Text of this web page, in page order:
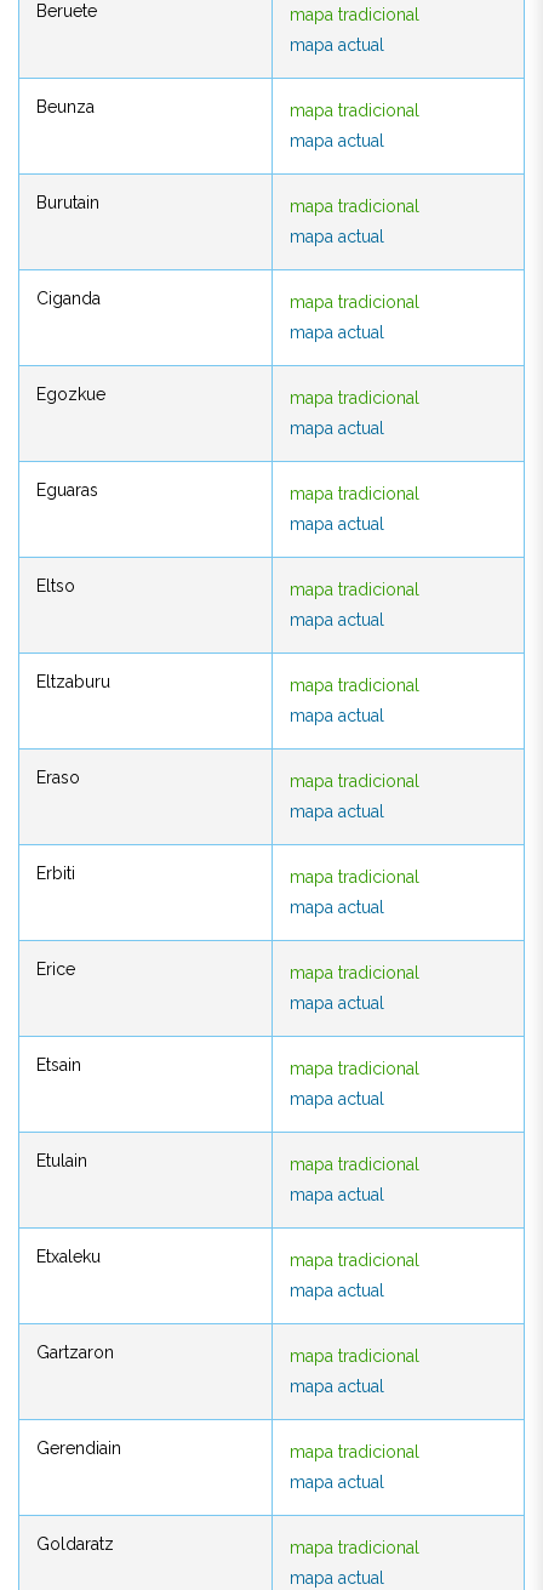
Beruete
mapa tradicional
mapa actual
Beunza
mapa tradicional
mapa actual
Burutain
mapa tradicional
mapa actual
Ciganda
mapa tradicional
mapa actual
Egozkue
mapa tradicional
mapa actual
Eguaras
mapa tradicional
mapa actual
Eltso
mapa tradicional
mapa actual
Eltzaburu
mapa tradicional
mapa actual
Eraso
mapa tradicional
mapa actual
Erbiti
mapa tradicional
mapa actual
Erice
mapa tradicional
mapa actual
Etsain
mapa tradicional
mapa actual
Etulain
mapa tradicional
mapa actual
Etxaleku
mapa tradicional
mapa actual
Gartzaron
mapa tradicional
mapa actual
Gerendiain
mapa tradicional
mapa actual
Goldaratz
mapa tradicional
mapa actual
mapa actual
mapa actual
mapa actual
mapa actual
mapa actual
mapa actual
mapa actual
mapa actual
mapa actual
mapa actual
mapa actual
mapa actual
mapa actual
mapa actual
mapa actual
mapa actual
mapa actual